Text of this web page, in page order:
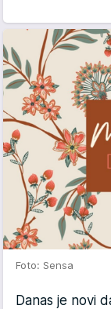
Foto: Sensa
Danas je novi